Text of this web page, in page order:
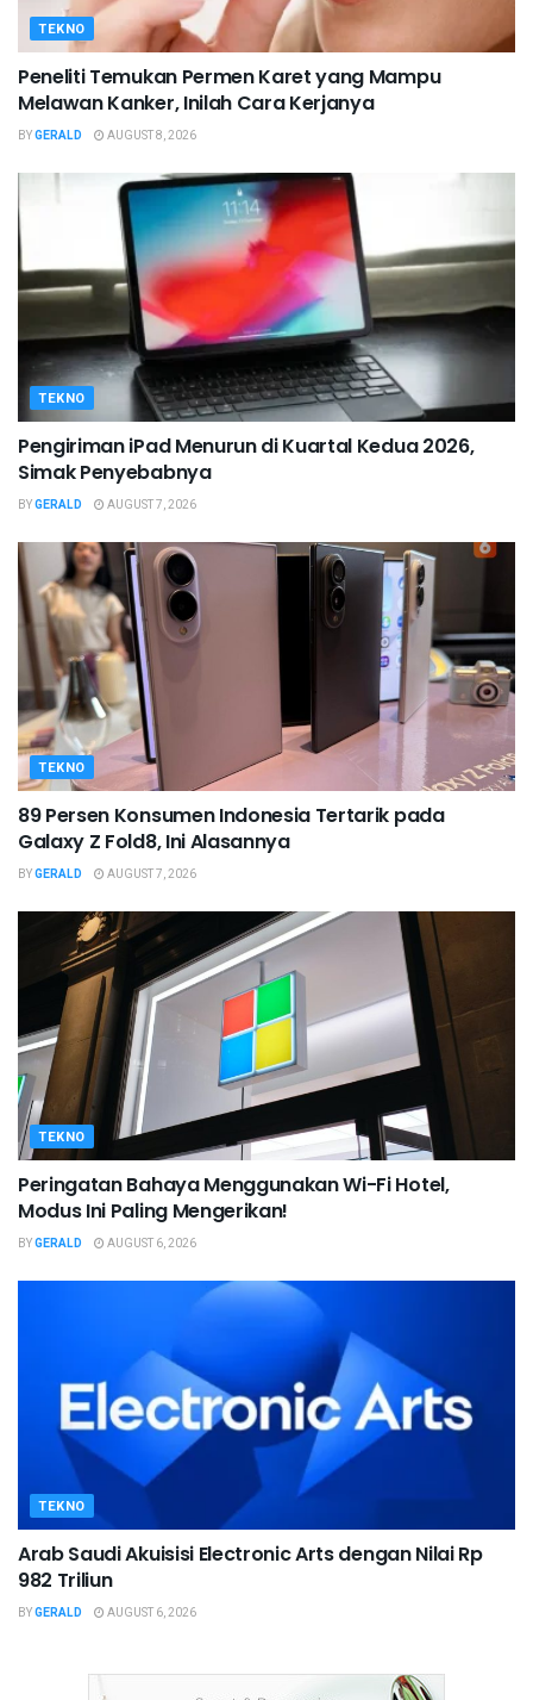
TEKNO
Peneliti Temukan Permen Karet yang Mampu
Melawan Kanker, Inilah Cara Kerjanya
BYGERALD AUGUST 8, 2026
TEKNO
Pengiriman iPad Menurun di Kuartal Kedua 2026,
Simak Penyebabnya
BYGERALD AUGUST 7, 2026
TEKNO
89 Persen Konsumen Indonesia Tertarik pada
Galaxy Z Fold8, Ini Alasannya
BYGERALD AUGUST 7, 2026
TEKNO
Peringatan Bahaya Menggunakan Wi-Fi Hotel,
Modus Ini Paling Mengerikan!
BYGERALD AUGUST 6, 2026
TEKNO
Arab Saudi Akuisisi Electronic Arts dengan Nilai Rp
982 Triliun
BYGERALD AUGUST 6, 2026